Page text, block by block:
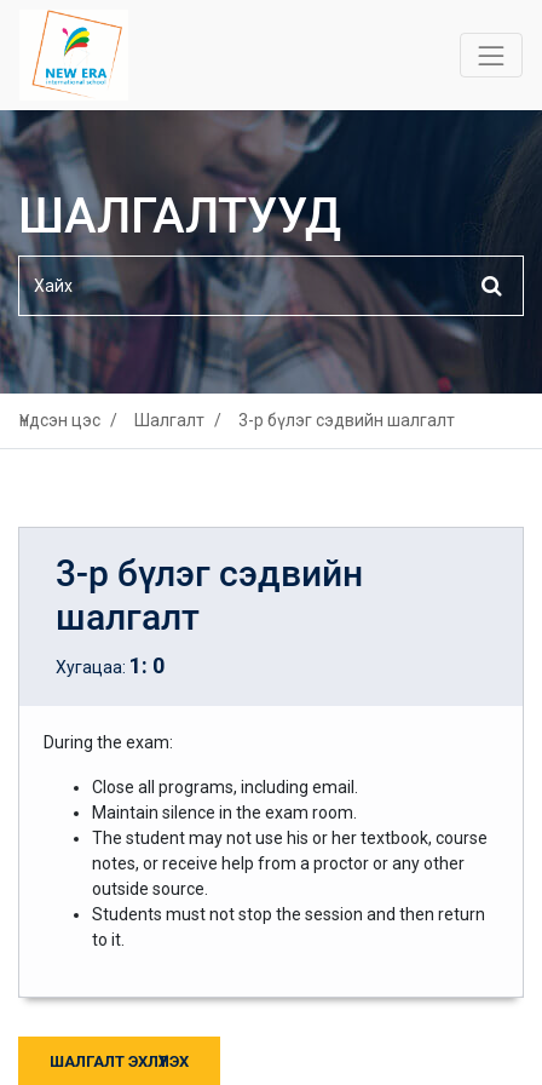
ШАЛГАЛТУУД
Үндсэн цэс Шалгалт 3-р бүлэг сэдвийн шалгалт
3-р бүлэг сэдвийн
шалгалт
Хугацаа: 1: 0
During the exam:
Close all programs, including email.
Maintain silence in the exam room.
The student may not use his or her textbook, course
notes, or receive help from a proctor or any other
outside source.
Students must not stop the session and then return
to it.
ШАЛГАЛТ ЭХЛҮҮЛЭХ